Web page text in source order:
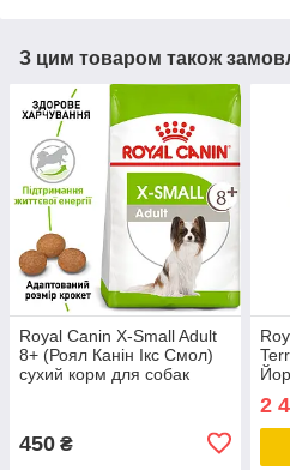
З цим товаром також
Royal Canin X-Small Adult
8+ (Роял Канін Ікс Смол)
сухий корм для собак
450 ₴
7.5
2